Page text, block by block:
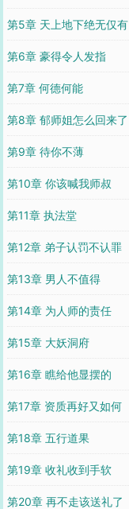
第5章 天上地下绝无仅有
第6章 豪得令人发指
第7章 何德何能
第8章 郁师姐怎么回来了
第9章 待你不薄
第10章 你该喊我师叔
第11章 执法堂
第12章 弟子认罚不认罪
第13章 男人不值得
第14章 为人师的责任
第15章 大妖洞府
第16章 瞧给他显摆的
第17章 资质再好又如何
第18章 五行道果
第19章 收礼收到手软
第20章 再不走该送礼了